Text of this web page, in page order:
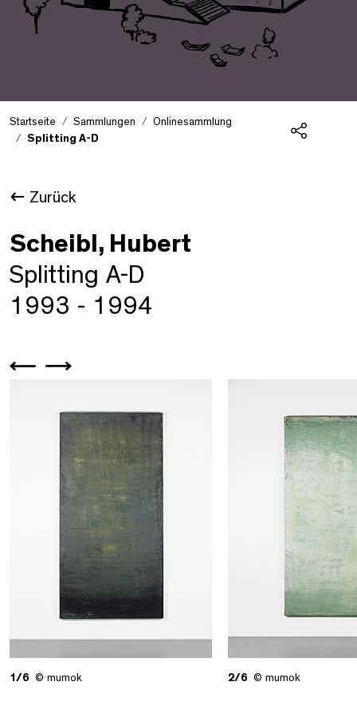
Startseite Sammlungen
Onlinesammlung
Splitting A-D
Zurück
Scheibl, Hubert
Splitting A-D
1993 - 1994
1/6 © mumok 2/6 © mumok